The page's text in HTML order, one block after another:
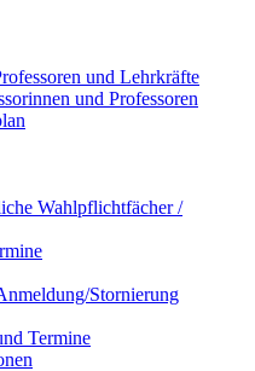
und Lehrkräfte
und Professoren
Wahlpflichtfächer /
Stornierung
Termine